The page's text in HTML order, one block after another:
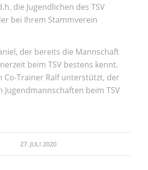
die Jugendlichen des TSV
bei Ihrem Stammverein
der bereits die Mannschaft
beim TSV bestens kennt.
Co-Trainer Ralf unterstützt, der
Jugendmannschaften beim TSV
27. JULI 2020